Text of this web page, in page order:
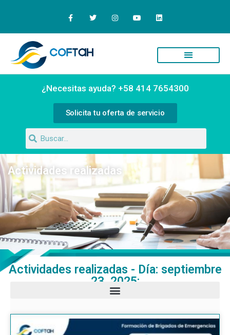
¿Necesitas ayuda? +58 414 7654300
Solicita tu oferta de servicio
Actividades realizadas
Actividades realizadas - Día: septiembre
23, 2025: